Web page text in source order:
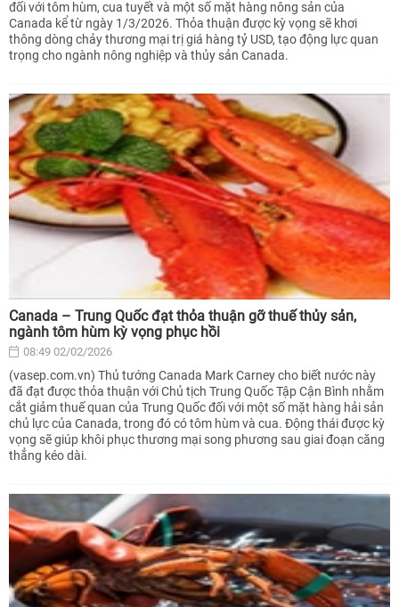
đối với tôm hùm, cua tuyết và một số mặt hàng nông sản của
Canada kể từ ngày 1/3/2026. Thỏa thuận được kỳ vọng sẽ khơi
thông dòng chảy thương mại trị giá hàng tỷ USD, tạo động lực quan
trọng cho ngành nông nghiệp và thủy sản Canada.
Canada – Trung Quốc đạt thỏa thuận gỡ thuế thủy sản,
ngành tôm hùm kỳ vọng phục hồi
08:49 02/02/2026
(vasep.com.vn) Thủ tướng Canada Mark Carney cho biết nước này
đã đạt được thỏa thuận với Chủ tịch Trung Quốc Tập Cận Bình nhằm
cắt giảm thuế quan của Trung Quốc đối với một số mặt hàng hải sản
chủ lực của Canada, trong đó có tôm hùm và cua. Động thái được kỳ
vọng sẽ giúp khôi phục thương mại song phương sau giai đoạn căng
thẳng kéo dài.